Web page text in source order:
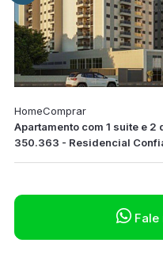
HomeComprar
Apartamento com 1 suite e 2
350.363 - Residencial
 Fale